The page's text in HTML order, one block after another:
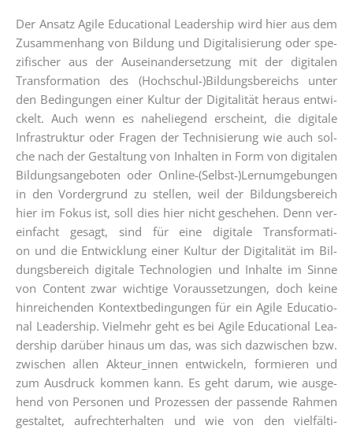
Der Ansatz Agi­le Edu­ca­tio­nal Lea­der­ship wird hier aus dem
Zusam­men­hang von Bil­dung und Digi­ta­li­sie­rung oder spe­
zi­fi­scher aus der Aus­ein­an­der­set­zung mit der digi­ta­len
Trans­for­ma­ti­on des (Hochschul-)Bildungsbereichs unter
den Bedin­gun­gen einer Kul­tur der Digi­ta­li­tät her­aus ent­wi­
ckelt. Auch wenn es nahe­lie­gend erscheint, die digi­ta­le
Infra­struk­tur oder Fra­gen der Tech­ni­sie­rung wie auch sol­
che nach der Gestal­tung von Inhal­ten in Form von digi­ta­len
Bil­dungs­an­ge­bo­ten oder Online-(Selbst-)Lernumgebungen
in den Vor­der­grund zu stel­len, weil der Bil­dungs­be­reich
hier im Fokus ist, soll dies hier nicht gesche­hen. Denn ver­
ein­facht gesagt, sind für eine digi­ta­le Trans­for­ma­ti­
on und die Ent­wick­lung einer Kul­tur der Digi­ta­li­tät im Bil­
dungs­be­reich digi­ta­le Tech­no­lo­gien und Inhal­te im Sin­ne
von Con­tent zwar wich­ti­ge Vor­aus­set­zun­gen, doch kei­ne
hin­rei­chen­den Kon­text­be­din­gun­gen für ein Agi­le Edu­ca­tio­
nal Lea­der­ship. Viel­mehr geht es bei Agi­le Edu­ca­tio­nal Lea­
der­ship dar­über hin­aus um das, was sich dazwi­schen bzw.
zwi­schen allen Akteur_innen ent­wi­ckeln, for­mie­ren und
zum Aus­druck kom­men kann. Es geht dar­um, wie aus­ge­
hend von Per­so­nen und Pro­zes­sen der pas­sen­de Rah­men
gestal­tet, auf­recht­erhal­ten und wie von den viel­fäl­ti­